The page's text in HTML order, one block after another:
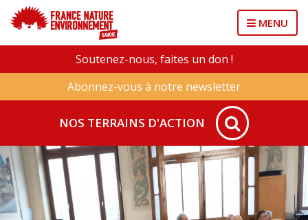
MENU
Soutenez-nous, faites un don !
Abonnez-vous à notre newsletter
NOS TERRAINS D'ACTION